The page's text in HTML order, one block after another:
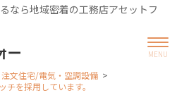
なら地域密着の工務店アセットフ
注文住宅/電気・空調設備
を採用しています。